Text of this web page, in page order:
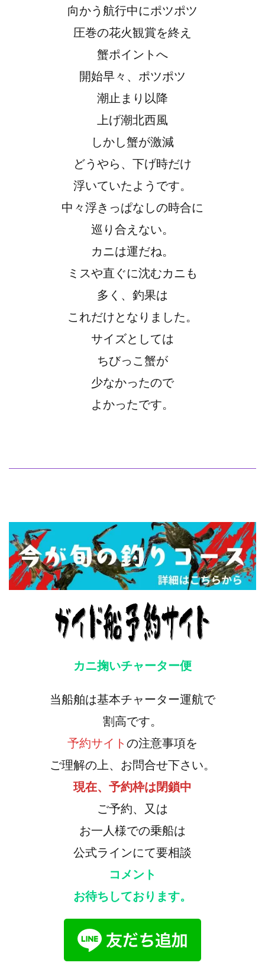
向かう航行中にポツポツ
圧巻の花火観賞を終え
蟹ポイントへ
開始早々、ポツポツ
潮止まり以降
上げ潮北西風
しかし蟹が激減
どうやら、下げ時だけ
浮いていたようです。
中々浮きっぱなしの時合に
巡り合えない。
カニは運だね。
ミスや直ぐに沈むカニも
多く、釣果は
これだけとなりました。
サイズとしては
ちびっこ蟹が
少なかったので
よかったです。
カニ掬いチャーター便
当船舶は基本チャーター運航で
割高です。
予約サイト の注意事項を
ご理解の上、お問合せ下さい。
現在、予約枠は閉鎖中
ご予約、又は
お一人様での乗船は
公式ラインにて要相談
コメント
お待ちしております。